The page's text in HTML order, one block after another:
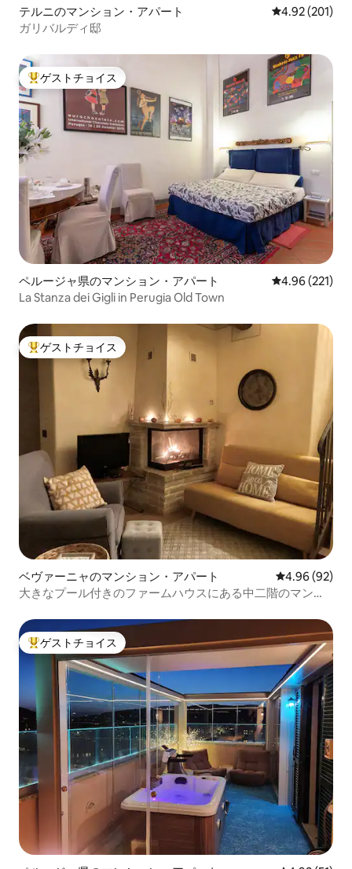
テルニのマンション・アパート レビュー201
4.92 (201)
ガリバルディ邸
大好評のゲストチョイスです。
ゲストチョイス
ペルージャ県のマンション・アパート レビュー221
4.96 (221)
La Stanza dei Gigli in Perugia Old Town
大好評のゲストチョイスです。
ゲストチョイス
ベヴァーニャのマンション・アパート レビュー92
4.96 (92)
大きなプール付きのファームハウスにある中二階のマンシ
大好評のゲストチョイスです。
ゲストチョイス